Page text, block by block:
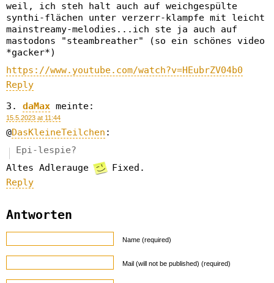
weil, ich steh halt auch auf weichgespülte
synthi-flächen unter verzerr-klampfe mit leicht
mainstreamy-melodies...ich ste ja auch auf
mastodons "steambreather" (so ein schönes video
*gacker*)
https://www.youtube.com/watch?v=HEubrZV04b0
Reply
daMax meinte:
15.5.2023 at 11:44
@DasKleineTeilchen :
Epi-lespie?
Altes Adlerauge
Fixed.
Reply
Antworten
Name (required)
Mail (will not be published) (required)